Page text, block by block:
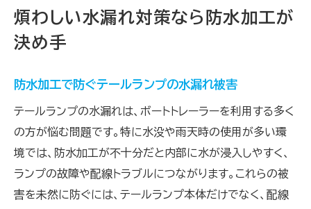
煩わしい水漏れ対策なら防水加工が
決め手
防水加工で防ぐテールランプの水漏れ被害
テールランプの水漏れは、ボートトレーラーを利用する多く
の方が悩む問題です。特に水没や雨天時の使用が多い環
境では、防水加工が不十分だと内部に水が浸入しやすく、
ランプの故障や配線トラブルにつながります。これらの被
害を未然に防ぐには、テールランプ本体だけでなく、配線